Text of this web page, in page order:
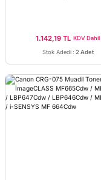
1.142,19 TL KDV Dahil
Stok Adedi : 2 Adet